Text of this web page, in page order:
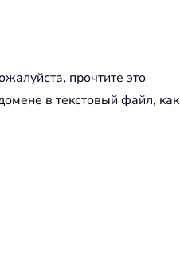
прочтите это
в текстовый файл, как